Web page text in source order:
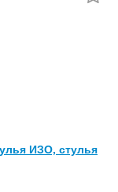
ИЗО, стулья